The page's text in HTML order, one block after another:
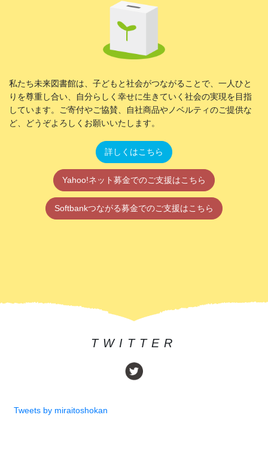
私たち未来図書館は、子どもと社会がつながることで、一人ひと
りを尊重し合い、自分らしく幸せに生きていく社会の実現を目指
しています。ご寄付やご協賛、自社商品やノベルティのご提供な
ど、どうぞよろしくお願いいたします。
詳しくはこちら
Yahoo!ネット募金でのご支援はこちら
Softbankつながる募金でのご支援はこちら
TWITTER
Tweets by miraitoshokan